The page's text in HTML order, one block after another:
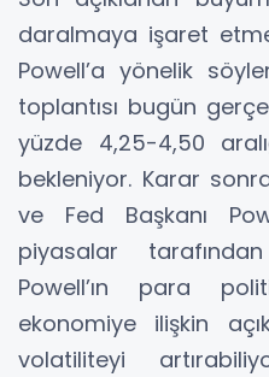
daralmaya işaret
Powell’a yönelik
toplantısı bugün
yüzde 4,25-4,50
bekleniyor. Karar
ve Fed Başkanı
piyasalar
Powell’ın para
ekonomiye ilişkin
volatiliteyi